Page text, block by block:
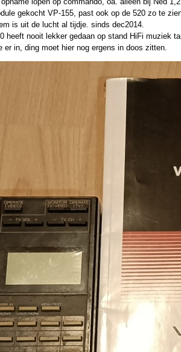
gekocht VP-155, past ook op de 520 zo te
is uit de lucht al tijdje. sinds dec2014.
heeft nooit lekker gedaan op stand HiFi muziek
er in, ding moet hier nog ergens in doos zitten.